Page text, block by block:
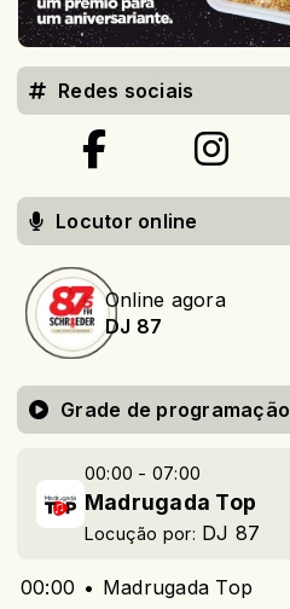
Redes sociais
Locutor online
Online agora
DJ 87
Grade de programação
00:00 - 07:00
Madrugada Top
Locução por: DJ 87
00:00
Madrugada Top